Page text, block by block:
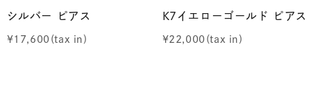
シルバー ピアス
¥17,600
K7イエローゴールド ピアス
¥22,000